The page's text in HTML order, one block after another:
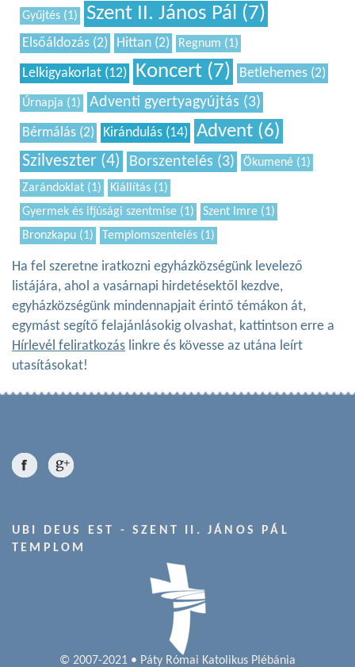
Gyűjtés (1) Szent II. János Pál (7)
Elsőáldozás (2) Hittan (2) Regnum (1)
Lelkigyakorlat (12) Koncert (7) Betlehemes (2)
Úrnapja (1) Adventi gyertyagyújtás (3)
Bérmálás (2) Kirándulás (14) Advent (6)
Szilveszter (4) Borszentelés (3)
Ökumené (1)
Zarándoklat (1)
Kiállítás (1)
Gyermek és ifjúsági szentmise (1)
Szent Imre (1)
Bronzkapu (1)
Templomszentelés (1)
Ha fel szeretne iratkozni egyházközségünk levelező
listájára, ahol a vasárnapi hirdetésektől kezdve,
egyházközségünk mindennapjait érintő témákon át,
egymást segítő felajánlásokig olvashat, kattintson erre a
Hírlevél feliratkozás linkre és kövesse az utána leírt
utasításokat!
UBI DEUS EST - SZENT II. JÁNOS PÁL
TEMPLOM
© 2007-2021 • Páty Római Katolikus Plébánia